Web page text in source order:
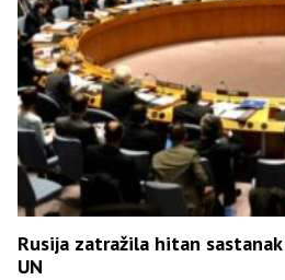
Rusija zatražila hitan
UN